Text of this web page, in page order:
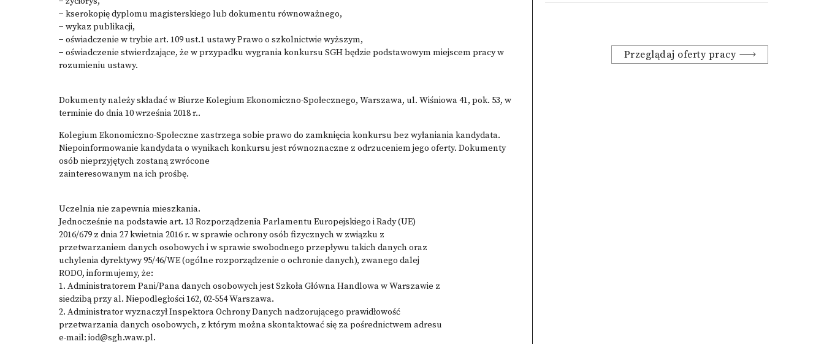
− kserokopię dyplomu magisterskiego lub dokumentu równoważnego,
− wykaz publikacji,
− oświadczenie w trybie art. 109 ust.1 ustawy Prawo o szkolnictwie wyższym,
− oświadczenie stwierdzające, że w przypadku wygrania konkursu SGH będzie podstawowym miejscem pracy w
rozumieniu ustawy.
Dokumenty należy składać w Biurze Kolegium Ekonomiczno-Społecznego, Warszawa, ul. Wiśniowa 41, pok. 53, w
terminie do dnia 10 września 2018 r..
Kolegium Ekonomiczno-Społeczne zastrzega sobie prawo do zamknięcia konkursu bez wyłaniania kandydata.
Niepoinformowanie kandydata o wynikach konkursu jest równoznaczne z odrzuceniem jego oferty. Dokumenty
osób nieprzyjętych zostaną zwrócone
zainteresowanym na ich prośbę.
Uczelnia nie zapewnia mieszkania.
Jednocześnie na podstawie art. 13 Rozporządzenia Parlamentu Europejskiego i Rady (UE)
2016/679 z dnia 27 kwietnia 2016 r. w sprawie ochrony osób fizycznych w związku z
przetwarzaniem danych osobowych i w sprawie swobodnego przepływu takich danych oraz
uchylenia dyrektywy 95/46/WE (ogólne rozporządzenie o ochronie danych), zwanego dalej
RODO, informujemy, że:
1. Administratorem Pani/Pana danych osobowych jest Szkoła Główna Handlowa w Warszawie z
siedzibą przy al. Niepodległości 162, 02-554 Warszawa.
2. Administrator wyznaczył Inspektora Ochrony Danych nadzorującego prawidłowość
przetwarzania danych osobowych, z którym można skontaktować się za pośrednictwem adresu
e-mail: iod@sgh.waw.pl.
Przeglądaj oferty pracy